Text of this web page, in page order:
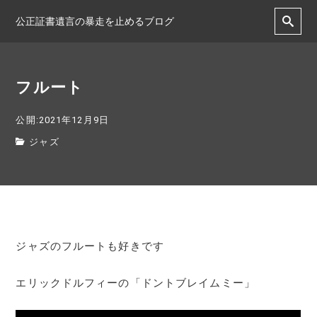
公正証書遺言の暴走を止めるブログ
フルート
公開:2021年12月9日
ジャズ
ジャズのフルートも好きです
エリックドルフィーの「ドントブレイムミー」